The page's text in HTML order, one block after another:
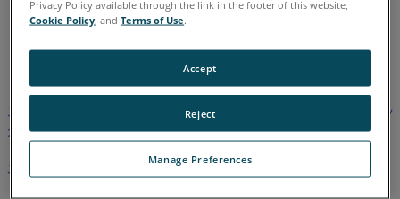
し
英語
この記事は翻訳されていません。英語版を見るにはここをクリッ
クしてください。
このページのトップへ
Privacy Policy available through the link in the footer of this website,
Cookie Policy , andTerms of Use.
Manage Preferences
Reject
Accept